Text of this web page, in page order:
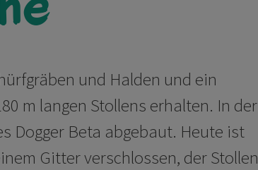
und Halden und ein
m langen Stollens erhalten. In der
Dogger Beta abgebaut. Heute ist
Gitter verschlossen, der Stollen